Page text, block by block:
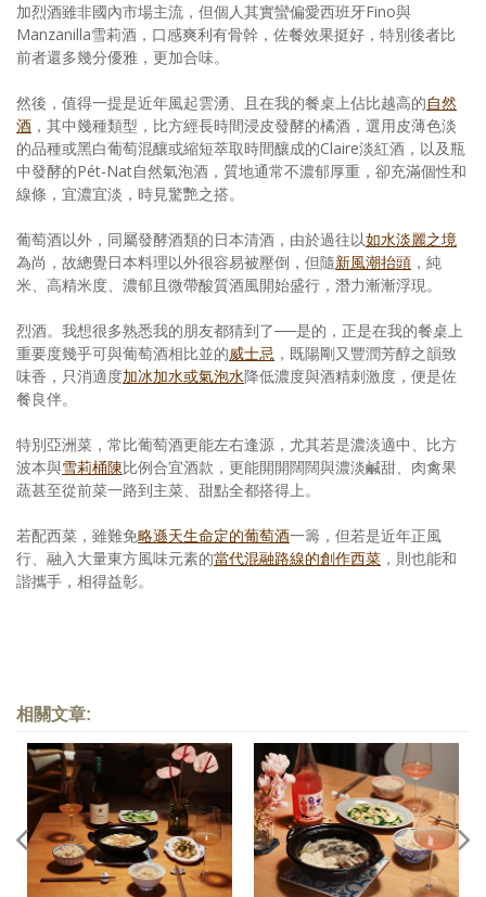
加烈酒雖非國內市場主流，但個人其實蠻偏愛西班牙Fino與
Manzanilla雪莉酒，口感爽利有骨幹，佐餐效果挺好，特別後者比
前者還多幾分優雅，更加合味。
然後，值得一提是近年風起雲湧、且在我的餐桌上佔比越高的自然
酒 ，其中幾種類型，比方經長時間浸皮發酵的橘酒，選用皮薄色淡
的品種或黑白葡萄混釀或縮短萃取時間釀成的Claire淡紅酒，以及瓶
中發酵的Pét-Nat自然氣泡酒，質地通常不濃郁厚重，卻充滿個性和
線條，宜濃宜淡，時見驚艷之搭。
葡萄酒以外，同屬發酵酒類的日本清酒，由於過往以如水淡麗之境
為尚，故總覺日本料理以外很容易被壓倒，但隨新風潮抬頭 ，純
米、高精米度、濃郁且微帶酸質酒風開始盛行，潛力漸漸浮現。
烈酒。我想很多熟悉我的朋友都猜到了──是的，正是在我的餐桌上
重要度幾乎可與葡萄酒相比並的威士忌 ，既陽剛又豐潤芳醇之韻致
味香，只消適度加冰加水或氣泡水降低濃度與酒精刺激度，便是佐
餐良伴。
特別亞洲菜，常比葡萄酒更能左右逢源，尤其若是濃淡適中、比方
波本與雪莉桶陳比例合宜酒款，更能開開闊闊與濃淡鹹甜、肉禽果
蔬甚至從前菜一路到主菜、甜點全都搭得上。
若配西菜，雖難免略遜天生命定的葡萄酒一籌，但若是近年正風
行、融入大量東方風味元素的當代混融路線的創作西菜 ，則也能和
諧攜手，相得益彰。
相關文章: